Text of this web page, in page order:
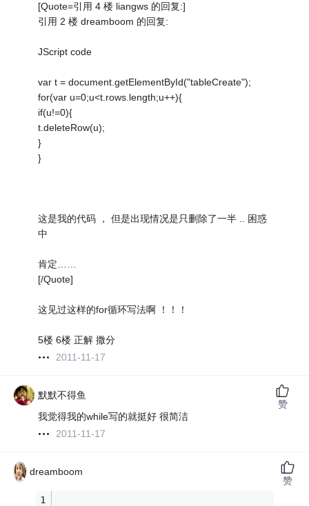
[Quote=引用 4 楼 liangws 的回复:]
引用 2 楼 dreamboom 的回复:
JScript code
var t = document.getElementById("tableCreate");
for(var u=0;u<t.rows.length;u++){
if(u!=0){
t.deleteRow(u);
}
}
这是我的代码 ， 但是出现情况是只删除了一半 .. 困惑
中
肯定……
[/Quote]
这见过这样的for循环写法啊 ！！！
5楼 6楼 正解 撒分
2011-11-17
默默不得鱼
我觉得我的while写的就挺好 很简洁
2011-11-17
赞
dreamboom
赞